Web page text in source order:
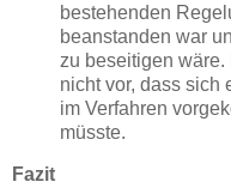
bestehenden
beanstanden war
zu beseitigen
nicht vor, dass sich
im Verfahren
müsste.
Fazit